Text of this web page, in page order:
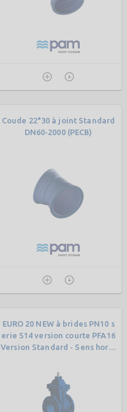
Coude 22°30 à joint Standard
DN60-2000 (PECB)
EURO 20 NEW à brides PN10 s
erie S14 version courte PFA16
Version Standard - Sens horai